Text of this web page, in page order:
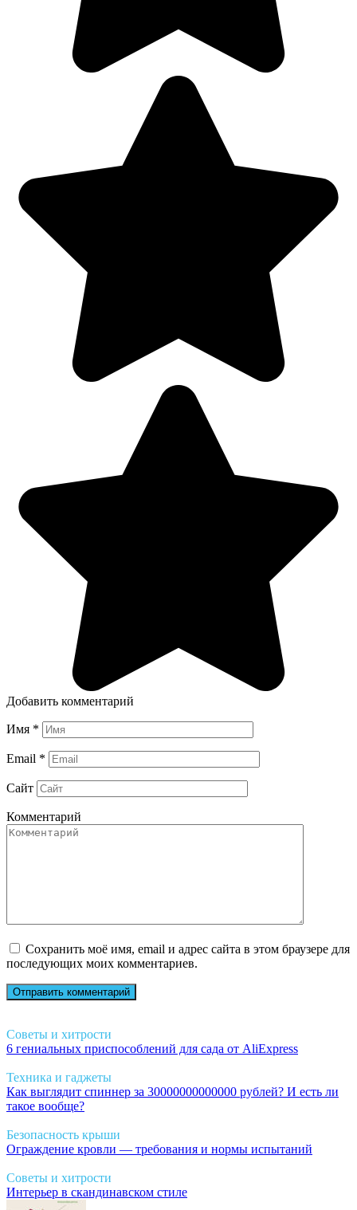
Добавить комментарий
Имя *
Email *
Сайт
Комментарий
Сохранить моё имя, email и адрес сайта в этом браузере для
последующих моих комментариев.
Советы и хитрости
6 гениальных приспособлений для сада от AliExpress
Техника и гаджеты
Как выглядит спиннер за 30000000000000 рублей? И есть ли
такое вообще?
Безопасность крыши
Ограждение кровли — требования и нормы испытаний
Советы и хитрости
Интерьер в скандинавском стиле